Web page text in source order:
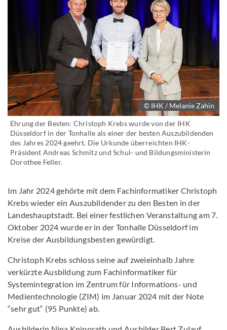
© IHK / Melanie Zahin
Ehrung der Besten: Christoph Krebs wurde von der IHK
Düsseldorf in der Tonhalle als einer der besten Auszubildenden
des Jahres 2024 geehrt. Die Urkunde überreichten IHK-
Präsident Andreas Schmitz und Schul- und Bildungsministerin
Dorothee Feller.
Im Jahr 2024 gehörte mit dem Fachinformatiker Christoph
Krebs wieder ein Auszubildender zu den Besten in der
Landeshauptstadt. Bei einer festlichen Veranstaltung am 7.
Oktober 2024 wurde er in der Tonhalle Düsseldorf im
Kreise der Ausbildungsbesten gewürdigt.
Christoph Krebs schloss seine auf zweieinhalb Jahre
verkürzte Ausbildung zum Fachinformatiker für
Systemintegration im Zentrum für Informations- und
Medientechnologie (ZIM) im Januar 2024 mit der Note
“sehr gut“ (95 Punkte) ab.